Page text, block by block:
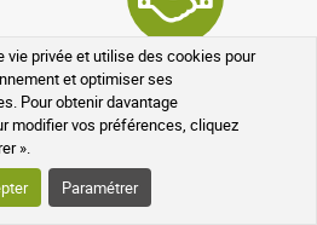
vie privée et utilise des cookies pour
et optimiser ses
Pour obtenir davantage
modifier vos préférences, cliquez
».
Paramétrer
Programme de parrainage